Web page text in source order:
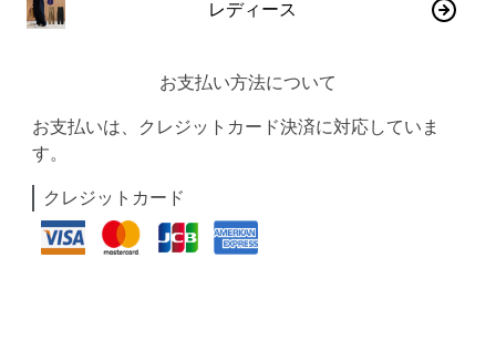
レディース
お支払い方法について
お支払いは、クレジットカード決済に対応していま
す。
クレジットカード